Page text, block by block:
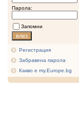
Парола:
Запомни
Регистрация
Забравена парола
Какво е my.Europe.bg